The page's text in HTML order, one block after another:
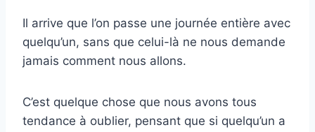
Il arrive que l’on passe une journée entière avec
quelqu’un, sans que celui-là ne nous demande
jamais comment nous allons.
C’est quelque chose que nous avons tous
tendance à oublier, pensant que si quelqu’un a